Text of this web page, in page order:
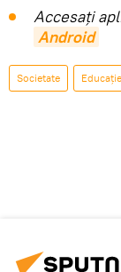
Accesaţi
Android
Societate Educație